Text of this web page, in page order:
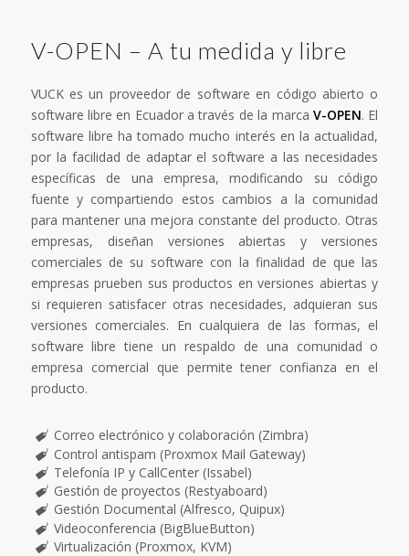
V-OPEN – A tu medida y libre
VUCK es un proveedor de software en código abierto o
software libre en Ecuador a través de la marcaV-OPEN. El
software libre ha tomado mucho interés en la actualidad,
por la facilidad de adaptar el software a las necesidades
específicas de una empresa, modificando su código
fuente y compartiendo estos cambios a la comunidad
para mantener una mejora constante del producto. Otras
empresas, diseñan versiones abiertas y versiones
comerciales de su software con la finalidad de que las
empresas prueben sus productos en versiones abiertas y
si requieren satisfacer otras necesidades, adquieran sus
versiones comerciales. En cualquiera de las formas, el
software libre tiene un respaldo de una comunidad o
empresa comercial que permite tener confianza en el
producto.
Correo electrónico y colaboración (Zimbra)
Control antispam (Proxmox Mail Gateway)
Telefonía IP y CallCenter (Issabel)
Gestión de proyectos (Restyaboard)
Gestión Documental (Alfresco, Quipux)
Videoconferencia (BigBlueButton)
Virtualización (Proxmox, KVM)